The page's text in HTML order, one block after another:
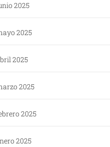
2025
2025
2025
2025
2025
2025